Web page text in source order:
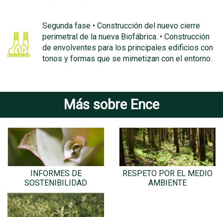
Segunda fase • Construcción del nuevo cierre
perimetral de la nueva Biofábrica. • Construcción
de envolventes para los principales edificios con
tonos y formas que se mimetizan con el entorno.
Más sobre Ence
INFORMES DE
SOSTENIBILIDAD
RESPETO POR EL MEDIO
AMBIENTE